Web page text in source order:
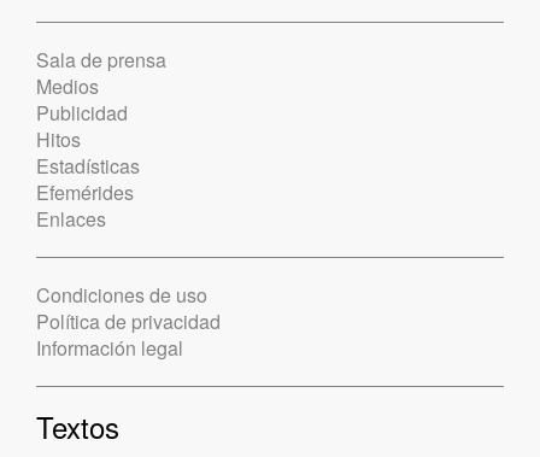
Sala de prensa
Medios
Publicidad
Hitos
Estadísticas
Efemérides
Enlaces
Condiciones de uso
Política de privacidad
Información legal
Textos